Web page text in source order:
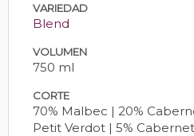
VARIEDAD
Blend
VOLUMEN
750 ml
CORTE
70% Malbec | 20%
Petit Verdot | 5%